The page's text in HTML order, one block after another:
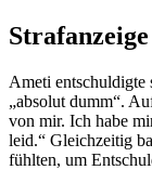
Ameti entschuldigte
„absolut dumm“.
von mir. Ich habe
leid.“ Gleichzeitig
fühlten, um